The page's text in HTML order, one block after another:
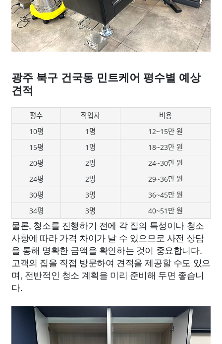
광주 북구 건국동 민트케어 평수별 예상
견적
평수 작업자
비용
10평
1명
12~15만 원
15평
1명
18~23만 원
20평
2명
24~30만 원
24평
2명
29~36만 원
30평
3명
36~45만 원
34평
3명 40~51만 원
물론, 청소를 진행하기 전에 각 집의 특성이나 청소
사항에 따라 가격 차이가 날 수 있으므로 사전 상담
을 통해 명확한 금액을 확인하는 것이 중요합니다.
고객의 집을 직접 방문하여 견적을 제공할 수도 있으
며, 전반적인 청소 계획을 미리 준비해 두면 좋습니
다.